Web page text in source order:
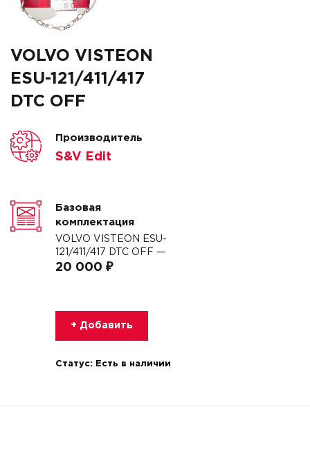
VOLVO VISTEON
ESU-121/411/417
DTC OFF
Производитель
S&V Edit
Базовая
комплектация
VOLVO VISTEON ESU-
121/411/417 DTC OFF —
20 000 ₽
+ Добавить
Статус: Есть в наличии